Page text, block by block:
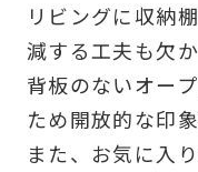
リビングに収納
減する工夫も欠か
背板のないオー
ため開放的な印
また、お気に入